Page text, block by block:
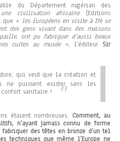
du Département nigérian des
civilisation africaine(Editions
que « les Européens en visite à Ifè se
des gens vivant dans des maisons
ont pu fabriquer d’aussi beaux
cuites au musée », l’éditeur Sir
qui veut que la création et
ne puissent exister sans les
sanitaire !
étaient nombreuses. Comment, au
n’ayant jamais connu de forme
des têtes en bronze d’un tel